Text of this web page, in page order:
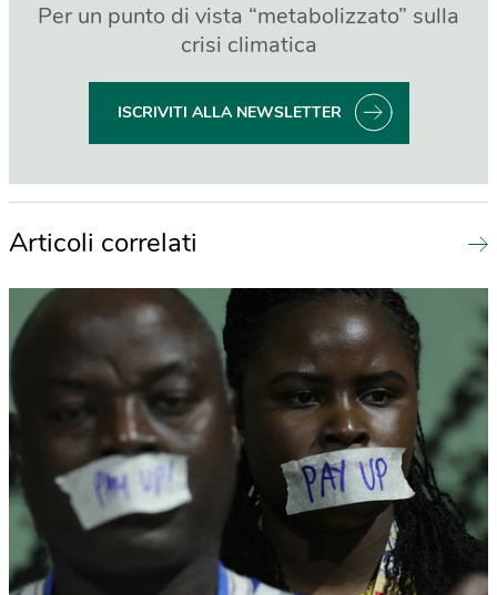
Per un punto di vista “metabolizzato” sulla
crisi climatica
ISCRIVITI ALLA NEWSLETTER
Articoli correlati